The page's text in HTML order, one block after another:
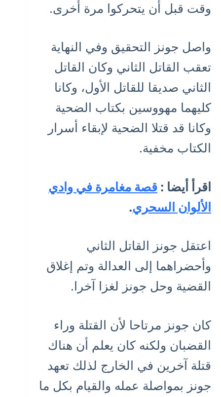
وقت قبل أن يتحركوا مرة أخرى.
واصل جونز التحقيق وفي النهاية
تعقب القاتل الثاني وكان القاتل
الثاني صديقا للقاتل الأول، وكانا
كليهما مهووسين بكتاب الضحية
وكانا قد قتلا الضحية لإبقاء أسرار
الكتاب مخفية.
اقرأ أيضا : قصة مغامرة في وادي
الألوان السحري.
اعتقل جونز القاتل الثاني
وأحضراهما إلى العدالة وتم إغلاق
القضية وحل جونز لغزا آخرا.
كان جونز مرتاحا لأن القتلة وراء
القضبان ولكنه كان يعلم أن هناك
قتلة آخرين في الخارج لذلك تعهد
جونز بمواصلة عمله والقيام بكل ما